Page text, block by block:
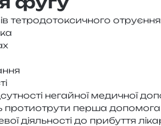
тетро­до­то­кси­чно­го
негай­ної меди­чної
про­ти­о­тру­ти перша
діяль­но­сті до при­бу­т­тя